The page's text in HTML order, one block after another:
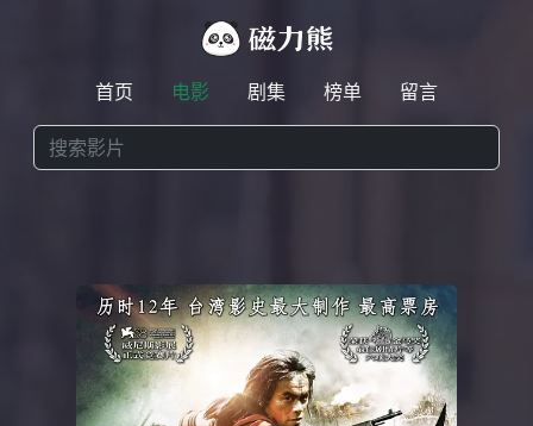
首页 电影 剧集 榜单 留言